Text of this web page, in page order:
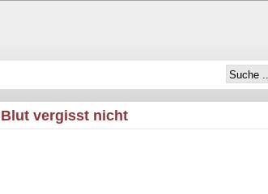
Blut vergisst nicht